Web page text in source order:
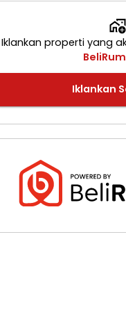
Iklankan properti yang
Iklankan